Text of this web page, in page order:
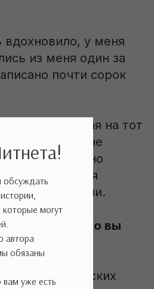
обсуждать
которые могут
автора
обязаны
уже есть
вдохновило, у меня
из меня один за
почти сорок
Brams, которая на тот
мне
меня довольно
не ошиблась: я
профессии.
к тому, что вы
юмористических